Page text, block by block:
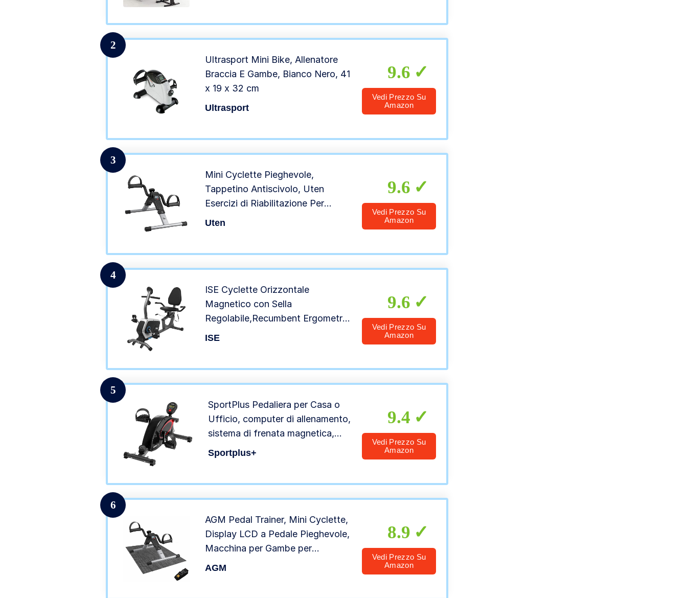
2
Ultrasport Mini Bike, Allenatore
Braccia E Gambe, Bianco Nero, 41
x 19 x 32 cm
Ultrasport
9.6
Vedi Prezzo Su
Amazon
3
Mini Cyclette Pieghevole,
Tappetino Antiscivolo, Uten
Esercizi di Riabilitazione Per
Gambe e Braccia, Visualizzazione
Uten
9.6
Vedi Prezzo Su
Amazon
4
ISE Cyclette Orizzontale
Magnetico con Sella
Regolabile,Recumbent Ergometro
Ideale per Allenamento di
ISE
9.6
Vedi Prezzo Su
Amazon
5
SportPlus Pedaliera per Casa o
Ufficio, computer di allenamento,
sistema di frenata magnetica,
alta qualità, silenziosa, 8 livelli di
Sportplus+
9.4
Vedi Prezzo Su
Amazon
6
AGM Pedal Trainer, Mini Cyclette,
Display LCD a Pedale Pieghevole,
Macchina per Gambe per
Allenamento di Braccia e Gambe
AGM
8.9
Vedi Prezzo Su
Amazon